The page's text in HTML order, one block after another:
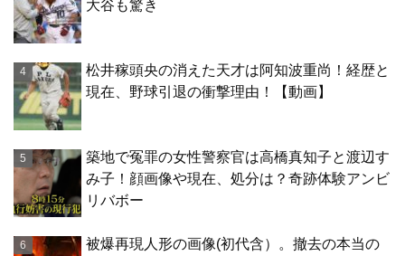
大谷も驚き
松井稼頭央の消えた天才は阿知波重尚！経歴と
現在、野球引退の衝撃理由！【動画】
築地で冤罪の女性警察官は高橋真知子と渡辺す
み子！顔画像や現在、処分は？奇跡体験アンビ
リバボー
被爆再現人形の画像(初代含）。撤去の本当の